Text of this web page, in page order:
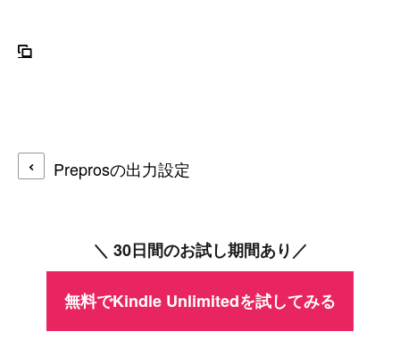
Preprosの出力設定
＼ 30日間のお試し期間あり／
無料でKindle Unlimitedを試してみる